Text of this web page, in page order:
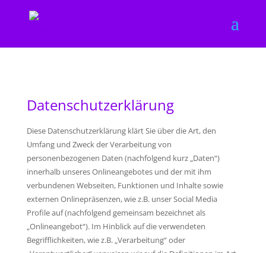
Datenschutzerklärung
Diese Datenschutzerklärung klärt Sie über die Art, den
Umfang und Zweck der Verarbeitung von
personenbezogenen Daten (nachfolgend kurz „Daten“)
innerhalb unseres Onlineangebotes und der mit ihm
verbundenen Webseiten, Funktionen und Inhalte sowie
externen Onlinepräsenzen, wie z.B. unser Social Media
Profile auf (nachfolgend gemeinsam bezeichnet als
„Onlineangebot“). Im Hinblick auf die verwendeten
Begrifflichkeiten, wie z.B. „Verarbeitung“ oder